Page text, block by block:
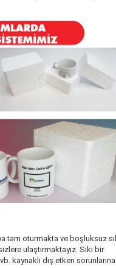
tam oturmakta ve boşluksuz
ulaştırmaktayız. Sıkı bir
kaynaklı dış etken sorunlarına